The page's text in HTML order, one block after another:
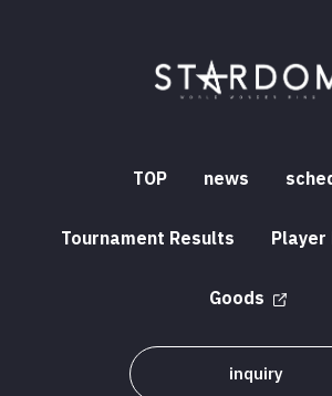
TOP news
Tournament Results
Goods
inquiry